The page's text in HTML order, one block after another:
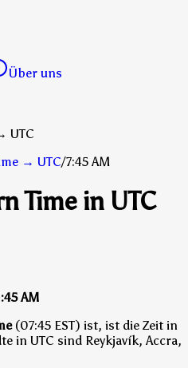
Über uns
UTC
→ UTC/7:45 AM
Time in UTC
AM
(07:45 EST) ist, ist die Zeit in
in UTC sind Reykjavík, Accra,